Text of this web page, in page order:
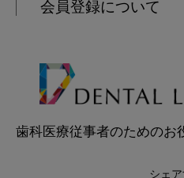
会員登録について
歯科医療従事者のためのお